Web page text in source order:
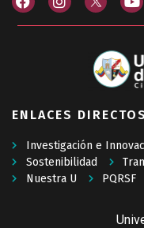
ENLACES DIRECTOS
Investigación e
Sostenibilidad
Nuestra U
PQRSF